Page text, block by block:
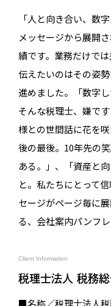
「人と向き合い、数
メッセージから展開
績です。業務だけで
伝えたいのはその姿
進めました。「数字
そんな税理士、嫌で
様との世間話に花を
後の最後。10年先の
ある。」、「資産と
と。私たちにとって
セージがページ毎に
る、会社案内パンフ
Client Information
税理士法人 税務
■名称／税理士法人